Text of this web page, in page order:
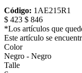
Código: 1AE215R1
$ 423 $ 846
*Los artículos que
Este artículo se
Color
Negro - Negro
Talle